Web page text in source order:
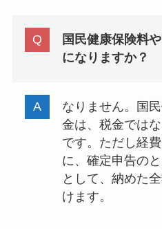
国民健康保険料
になりますか？
なりません。国
金は、税金では
です。ただし経
に、確定申告の
として、納めた
けます。